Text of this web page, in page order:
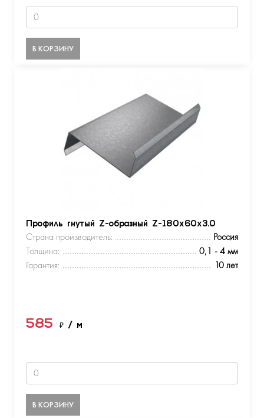
В КОРЗИНУ
Профиль гнутый Z-образный Z-180х60х3.0
Страна производитель:
Россия
Толщина:
0,1 - 4 мм
Гарантия:
10 лет
585 ₽ / м
В КОРЗИНУ